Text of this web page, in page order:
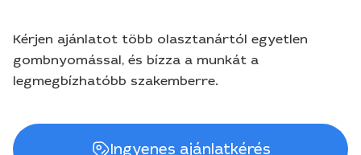
Kérjen ajánlatot több olasztanártól egyetlen
gombnyomással, és bízza a munkát a
legmegbízhatóbb szakemberre.
Ingyenes ajánlatkérés